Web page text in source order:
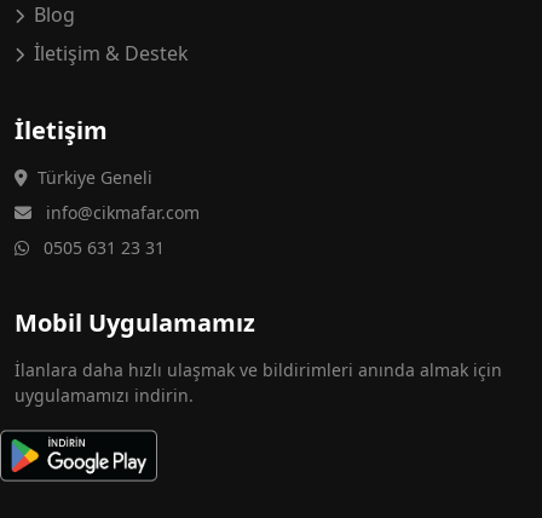
Blog
İletişim & Destek
İletişim
Türkiye Geneli
info@cikmafar.com
0505 631 23 31
Mobil Uygulamamız
İlanlara daha hızlı ulaşmak ve bildirimleri anında almak için
uygulamamızı indirin.